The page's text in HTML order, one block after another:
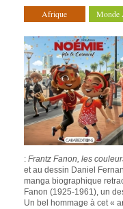
Afrique Monde
: Frantz Fanon, les
et au dessin Daniel
manga biographique
Fanon (1925-1961), un
Un bel hommage à cet «